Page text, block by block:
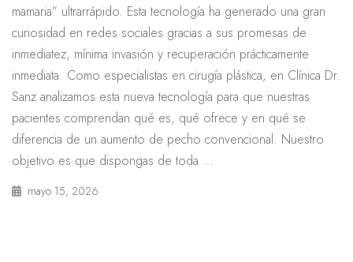
mamaria” ultrarrápido. Esta tecnología ha generado una gran
curiosidad en redes sociales gracias a sus promesas de
inmediatez, mínima invasión y recuperación prácticamente
inmediata. Como especialistas en cirugía plástica, en Clínica Dr.
Sanz analizamos esta nueva tecnología para que nuestras
pacientes comprendan qué es, qué ofrece y en qué se
diferencia de un aumento de pecho convencional. Nuestro
objetivo es que dispongas de toda …
mayo 15, 2026